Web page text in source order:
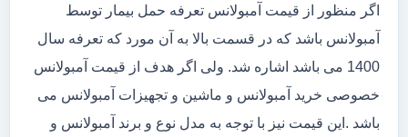
اگر منظور از قیمت آمبولانس تعرفه حمل بیمار توسط
آمبولانس باشد که در قسمت بالا به آن مورد که تعرفه سال
1400 می باشد اشاره شد. ولی اگر هدف از قیمت آمبولانس
خصوصی خرید آمبولانس و ماشین و تجهیزات آمبولانس می
باشد .این قیمت نیز با توجه به مدل نوع و برند آمبولانس و